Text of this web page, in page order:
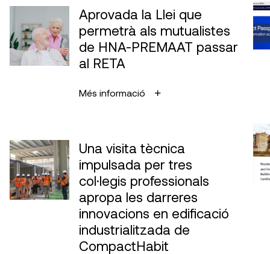
Aprovada la Llei que
permetrà als mutualistes
de HNA-PREMAAT passar
al RETA
Més informació
Una visita tècnica
impulsada per tres
col·legis professionals
apropa les darreres
innovacions en edificació
industrialitzada de
CompactHabit